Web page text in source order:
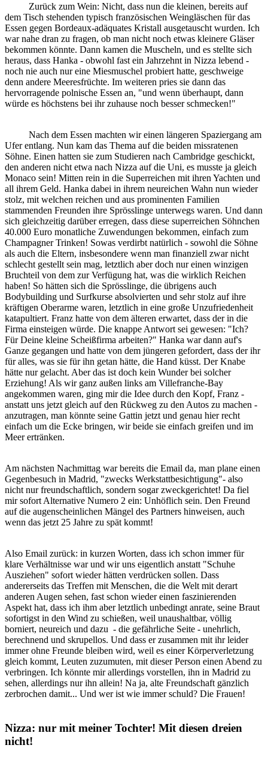
Zurück zum Wein: Nicht, dass nun die kleinen, bereits auf
dem Tisch stehenden typisch französischen Weingläschen für das
Essen gegen Bordeaux-adäquates Kristall ausgetauscht wurden. Ich
war nahe dran zu fragen, ob man nicht noch etwas kleinere Gläser
bekommen könnte. Dann kamen die Muscheln, und es stellte sich
heraus, dass Hanka - obwohl fast ein Jahrzehnt in Nizza lebend -
noch nie auch nur eine Miesmuschel probiert hatte, geschweige
denn andere Meeresfrüchte. Im weiteren pries sie dann das
hervorragende polnische Essen an, "und wenn überhaupt, dann
würde es höchstens bei ihr zuhause noch besser schmecken!"
Nach dem Essen machten wir einen längeren Spaziergang am
Ufer entlang. Nun kam das Thema auf die beiden missratenen
Söhne. Einen hatten sie zum Studieren nach Cambridge geschickt,
den anderen nicht etwa nach Nizza auf die Uni, es musste ja gleich
Monaco sein! Mitten rein in die Superreichen mit ihren Yachten und
all ihrem Geld. Hanka dabei in ihrem neureichen Wahn nun wieder
stolz, mit welchen reichen und aus prominenten Familien
stammenden Freunden ihre Sprösslinge unterwegs waren. Und dann
sich gleichzeitig darüber erregen, dass diese superreichen Söhnchen
40.000 Euro monatliche Zuwendungen bekommen, einfach zum
Champagner Trinken! Sowas verdirbt natürlich - sowohl die Söhne
als auch die Eltern, insbesondere wenn man finanziell zwar nicht
schlecht gestellt sein mag, letztlich aber doch nur einen winzigen
Bruchteil von dem zur Verfügung hat, was die wirklich Reichen
haben! So hätten sich die Sprösslinge, die übrigens auch
Bodybuilding und Surfkurse absolvierten und sehr stolz auf ihre
kräftigen Oberarme waren, letztlich in eine große Unzufriedenheit
katapultiert. Franz hatte von dem älteren erwartet, dass der in die
Firma einsteigen würde. Die knappe Antwort sei gewesen: "Ich?
Für Deine kleine Scheißfirma arbeiten?" Hanka war dann auf's
Ganze gegangen und hatte von dem jüngeren gefordert, dass der ihr
für alles, was sie für ihn getan hätte, die Hand küsst. Der Knabe
hätte nur gelacht. Aber das ist doch kein Wunder bei solcher
Erziehung! Als wir ganz außen links am Villefranche-Bay
angekommen waren, ging mir die Idee durch den Kopf, Franz -
anstatt uns jetzt gleich auf den Rückweg zu den Autos zu machen -
anzutragen, man könnte seine Gattin jetzt und genau hier recht
einfach um die Ecke bringen, wir beide sie einfach greifen und im
Meer ertränken.
Am nächsten Nachmittag war bereits die Email da, man plane einen
Gegenbesuch in Madrid, "zwecks Werkstattbesichtigung"- also
nicht nur freundschaftlich, sondern sogar zweckgerichtet! Da fiel
mir sofort Alternative Numero 2 ein: Unhöflich sein. Den Freund
auf die augenscheinlichen Mängel des Partners hinweisen, auch
wenn das jetzt 25 Jahre zu spät kommt!
Also Email zurück: in kurzen Worten, dass ich schon immer für
klare Verhältnisse war und wir uns eigentlich anstatt "Schuhe
Ausziehen" sofort wieder hätten verdrücken sollen. Dass
andererseits das Treffen mit Menschen, die die Welt mit derart
anderen Augen sehen, fast schon wieder einen faszinierenden
Aspekt hat, dass ich ihm aber letztlich unbedingt anrate, seine Braut
sofortigst in den Wind zu schießen, weil unaushaltbar, völlig
borniert, neureich und dazu - die gefährliche Seite - unehrlich,
berechnend und skrupellos. Und dass er zusammen mit ihr leider
immer ohne Freunde bleiben wird, weil es einer Körperverletzung
gleich kommt, Leuten zuzumuten, mit dieser Person einen Abend zu
verbringen. Ich könnte mir allerdings vorstellen, ihn in Madrid zu
sehen, allerdings nur ihn allein! Na ja, alte Freundschaft gänzlich
zerbrochen damit... Und wer ist wie immer schuld? Die Frauen!
Nizza: nur mit meiner Tochter! Mit diesen dreien
nicht!